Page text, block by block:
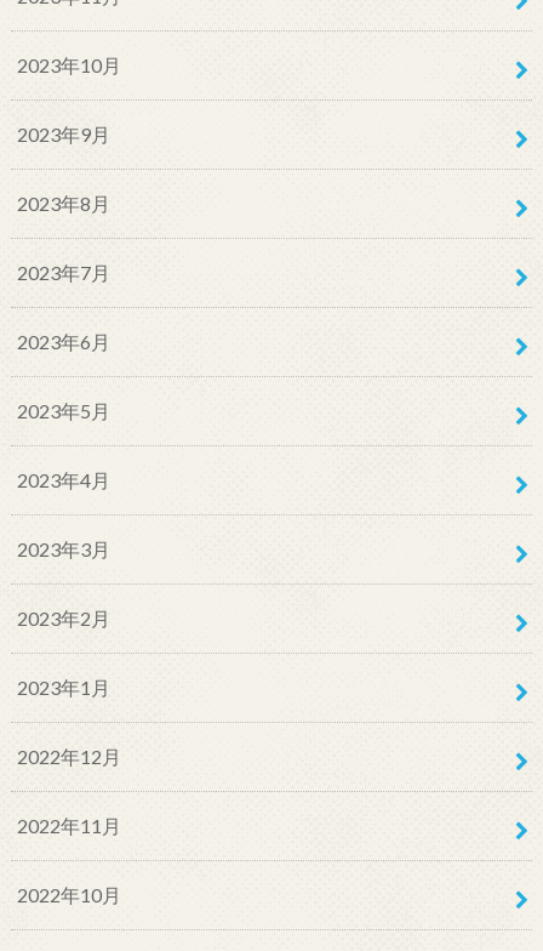
2023年10月
2023年9月
2023年8月
2023年7月
2023年6月
2023年5月
2023年4月
2023年3月
2023年2月
2023年1月
2022年12月
2022年11月
2022年10月